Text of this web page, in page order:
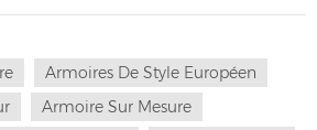
Armoires De Style Européen
Armoire Sur Mesure